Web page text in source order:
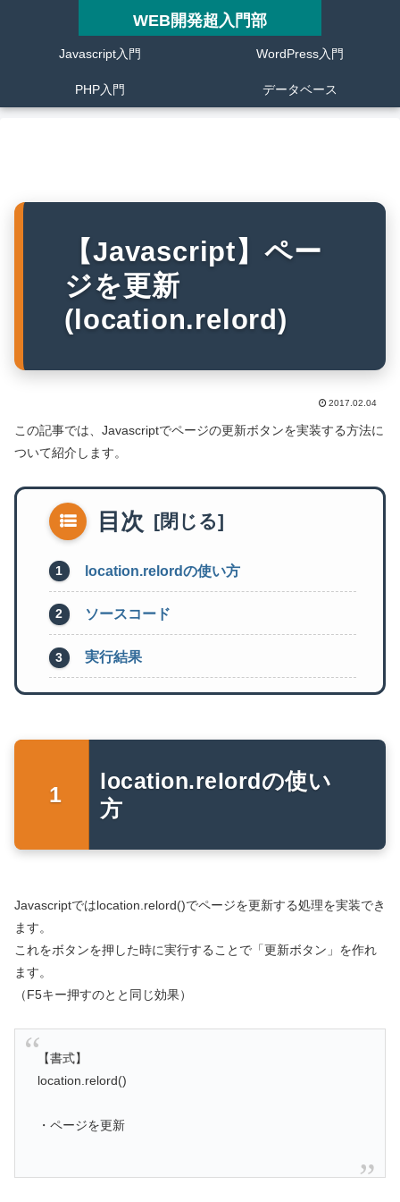
WEB開発超入門部
Javascript入門 WordPress入門
PHP入門 データベース
【Javascript】ペー
ジを更新
(location.relord)
2017.02.04
この記事では、Javascriptでページの更新ボタンを実装する方法に
ついて紹介します。
目次
location.relordの使い方
ソースコード
実行結果
location.relordの使い
方
Javascriptではlocation.relord()でページを更新する処理を実装でき
ます。
これをボタンを押した時に実行することで「更新ボタン」を作れ
ます。
（F5キー押すのとと同じ効果）
【書式】
location.relord()
・ページを更新